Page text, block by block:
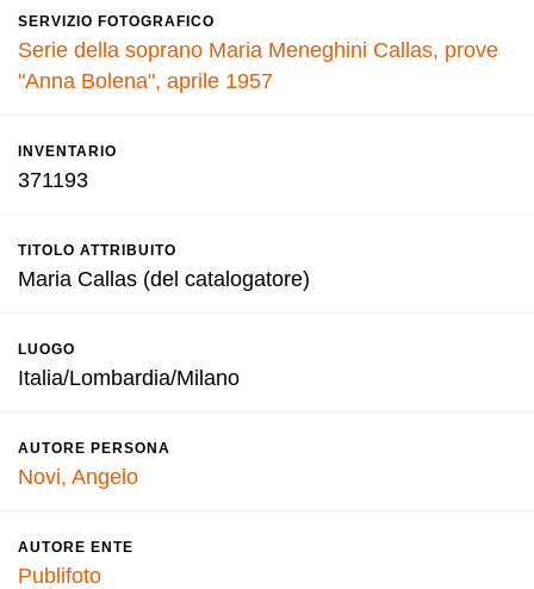
SERVIZIO FOTOGRAFICO
Serie della soprano Maria Meneghini Callas, prove
"Anna Bolena", aprile 1957
INVENTARIO
371193
TITOLO ATTRIBUITO
Maria Callas (del catalogatore)
LUOGO
Italia/Lombardia/Milano
AUTORE PERSONA
Novi, Angelo
AUTORE ENTE
Publifoto